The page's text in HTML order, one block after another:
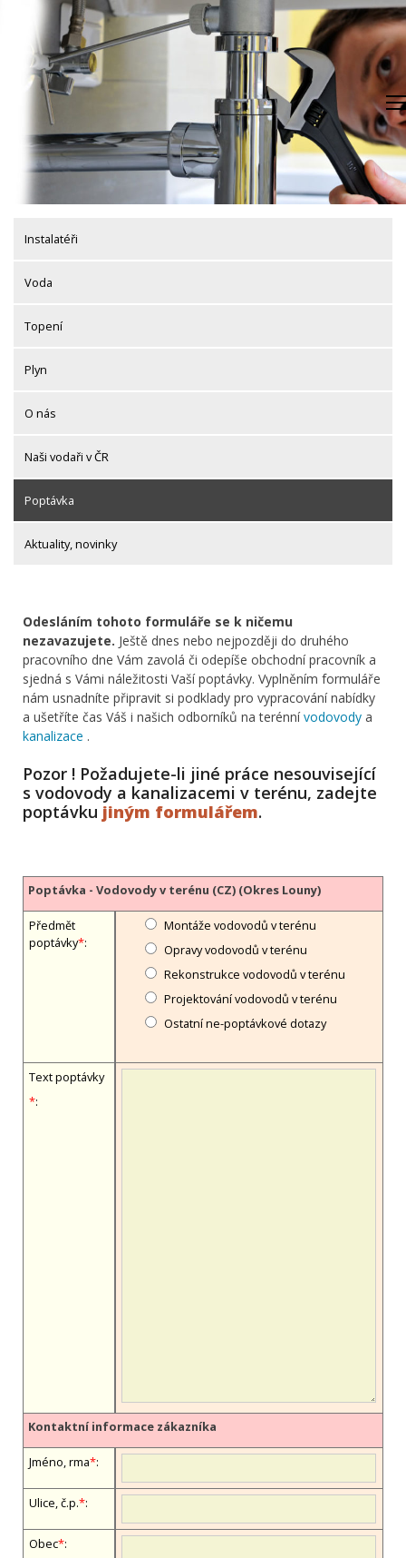
content
Instalatéři
Voda
Topení
Plyn
O nás
Naši vodaři v ČR
Poptávka
Aktuality, novinky
Odesláním tohoto formuláře se k ničemu
nezavazujete. Ještě dnes nebo nejpozději do druhého
pracovního dne Vám zavolá či odepíše obchodní pracovník a
sjedná s Vámi náležitosti Vaší poptávky. Vyplněním formuláře
nám usnadníte připravit si podklady pro vypracování nabídky
a ušetříte čas Váš i našich odborníků na terénnívodovody a
kanalizace .
Pozor ! Požadujete-li jiné práce nesouvisející
s vodovody a kanalizacemi v terénu, zadejte
poptávku jiným formulářem.
Poptávka - Vodovody v terénu (CZ) (Okres Louny)
Předmět
poptávky*:
Montáže vodovodů v terénu
Opravy vodovodů v terénu
Rekonstrukce vodovodů v terénu
Projektování vodovodů v terénu
Ostatní ne-poptávkové dotazy
Text poptávky
*:
Kontaktní informace zákazníka
Jméno, firma*:
Ulice, č.p.*:
Obec*: